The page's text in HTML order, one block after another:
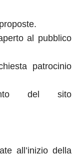
al pubblico
patrocinio
del sito
all’inizio della